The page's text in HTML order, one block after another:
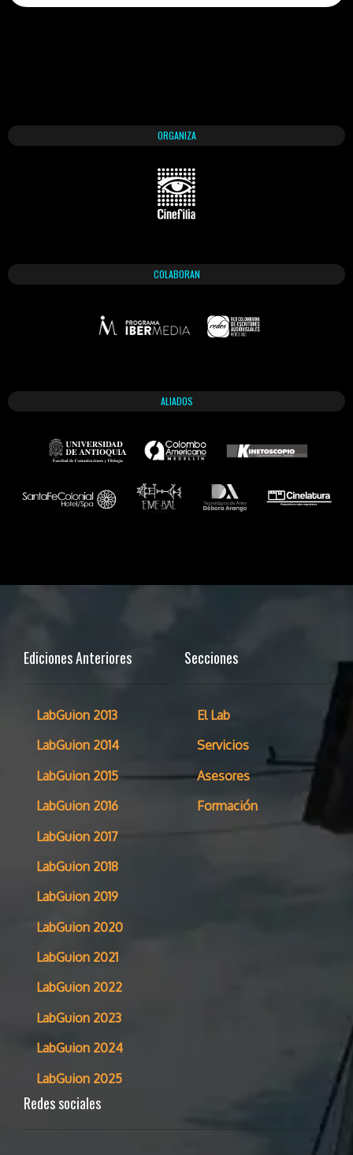
ORGANIZA
COLABORAN
ALIADOS
Ediciones Anteriores
LabGuion 2013
LabGuion 2014
LabGuion 2015
LabGuion 2016
LabGuion 2017
LabGuion 2018
LabGuion 2019
LabGuion 2020
LabGuion 2021
LabGuion 2022
LabGuion 2023
LabGuion 2024
LabGuion 2025
Secciones
El Lab
Servicios
Asesores
Formación
Redes sociales